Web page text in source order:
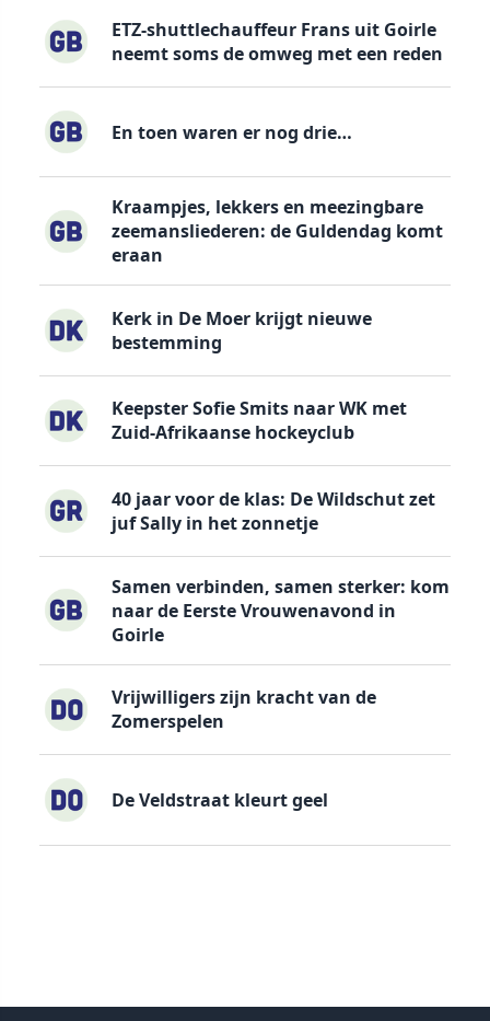
ETZ-shuttlechauffeur Frans uit Goirle
neemt soms de omweg met een reden
En toen waren er nog drie…
Kraampjes, lekkers en meezingbare
zeemansliederen: de Guldendag komt
eraan
Kerk in De Moer krijgt nieuwe
bestemming
Keepster Sofie Smits naar WK met
Zuid-Afrikaanse hockeyclub
40 jaar voor de klas: De Wildschut zet
juf Sally in het zonnetje
Samen verbinden, samen sterker: kom
naar de Eerste Vrouwenavond in
Goirle
Vrijwilligers zijn kracht van de
Zomerspelen
De Veldstraat kleurt geel